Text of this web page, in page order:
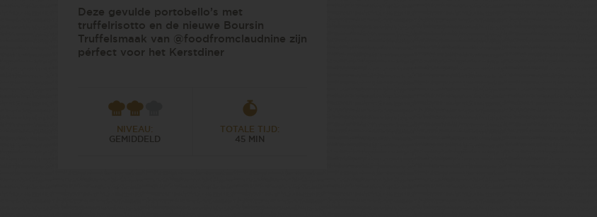
Deze gevulde portobello’s met
truffelrisotto en de nieuwe Boursin
Truffelsmaak van @foodfromclaudnine zijn
pérfect voor het Kerstdiner ⁠
NIVEAU:
GEMIDDELD
TOTALE TIJD:
45 MIN